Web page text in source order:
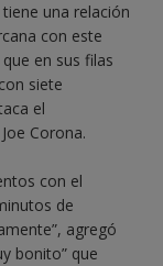
una relación
con este
en sus filas
siete
el
Corona.
con el
de
agregó
bonito” que